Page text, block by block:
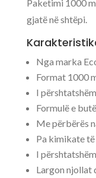
Paketimi 1000
gjatë në shtëpi.
Nga marka
Format 1000
I
Formulë e
Me përbërës
Pa kimikate të
I
Largon njollat